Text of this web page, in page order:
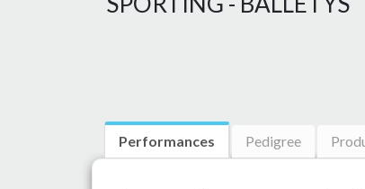
Performances Pedigree